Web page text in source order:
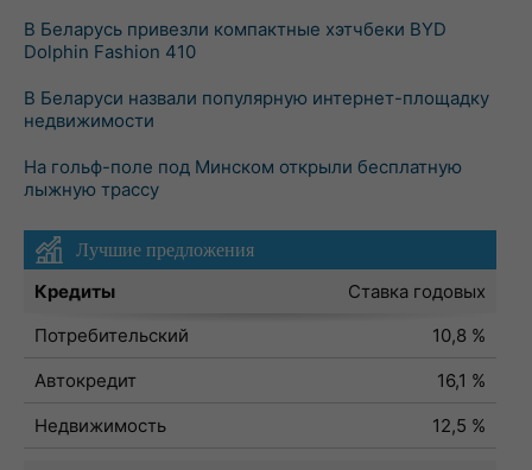
В Беларусь привезли компактные хэтчбеки BYD
Dolphin Fashion 410
В Беларуси назвали популярную интернет-площадку
недвижимости
На гольф-поле под Минском открыли бесплатную
лыжную трассу
Лучшие предложения
Кредиты
Ставка годовых
Потребительский
10,8 %
Автокредит
16,1 %
Недвижимость
12,5 %